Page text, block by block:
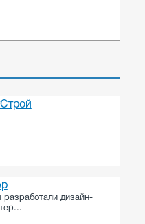
дизайн-